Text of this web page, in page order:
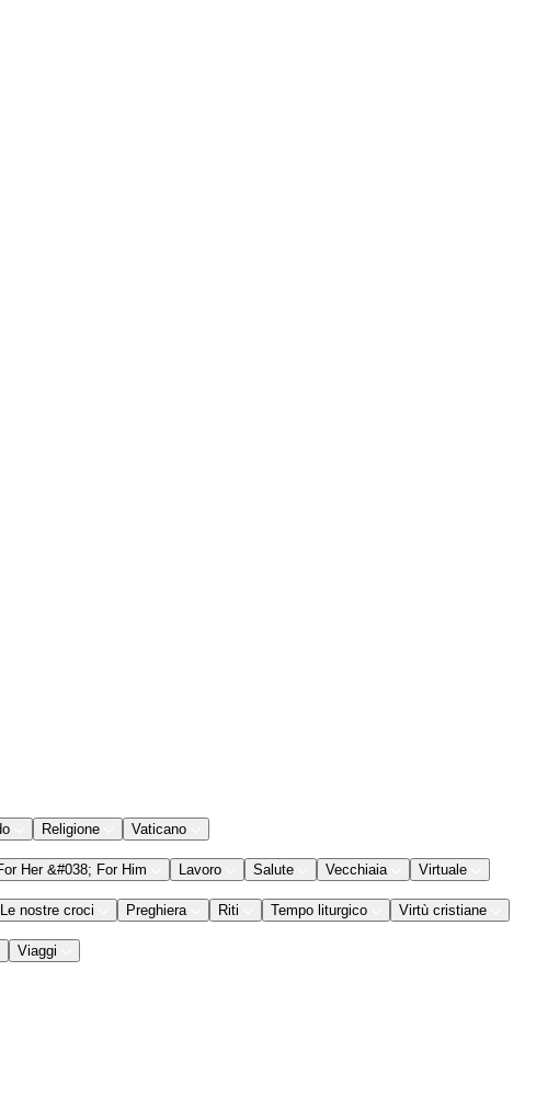
Religione Vaticano
Her &#038; For Him Lavoro Salute Vecchiaia Virtuale
Le nostre croci Preghiera Riti Tempo liturgico Virtù cristiane
Viaggi